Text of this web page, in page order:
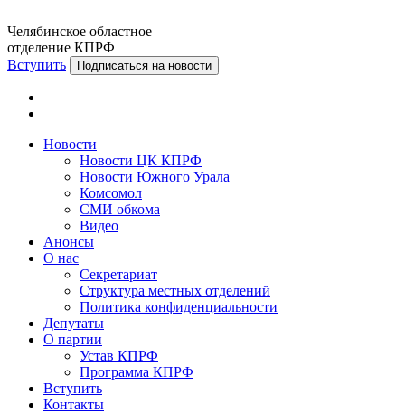
Челябинское областное
отделение КПРФ
Вступить
Подписаться на новости
Новости
Новости ЦК КПРФ
Новости Южного Урала
Комсомол
СМИ обкома
Видео
Анонсы
О нас
Секретариат
Структура местных отделений
Политика конфиденциальности
Депутаты
О партии
Устав КПРФ
Программа КПРФ
Вступить
Контакты